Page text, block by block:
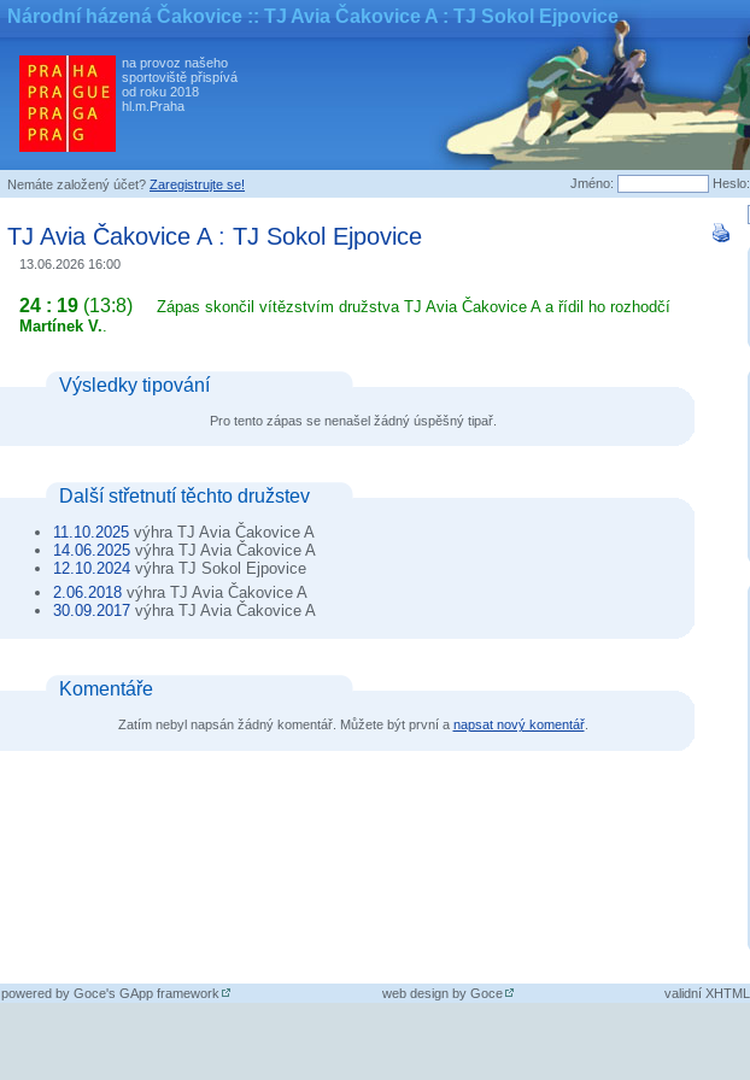
Národní házená Čakovice :: TJ Avia Čakovice A : TJ Sokol Ejpovice
na provoz našeho
sportoviště přispívá
od roku 2018
hl.m.Praha
Nemáte založený účet? Zaregistrujte se! Jméno: Heslo:
TJ Avia Čakovice A: TJ Sokol Ejpovice
13.06.2026 16:00
24 : 19 (13:8)
Zápas skončil vítězstvím družstva TJ Avia Čakovice A a řídil ho rozhodčí
Martínek V..
Výsledky tipování
Pro tento zápas se nenašel žádný úspěšný tipař.
Další střetnutí těchto družstev
11.10.2025 výhra TJ Avia Čakovice A
14.06.2025 výhra TJ Avia Čakovice A
12.10.2024 výhra TJ Sokol Ejpovice
2.06.2018 výhra TJ Avia Čakovice A
30.09.2017 výhra TJ Avia Čakovice A
Komentáře
Zatím nebyl napsán žádný komentář. Můžete být první a napsat nový komentář.
validní XHTML
powered by Goce's GApp framework web design by Goce